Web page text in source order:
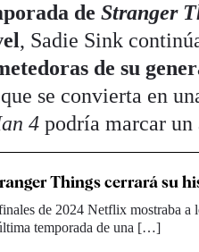
deStranger
, Sadie Sink
de su
se convierta en
4 podría marcar un
Things cerrará su
de 2024 Netflix mostraba a
temporada de una […]